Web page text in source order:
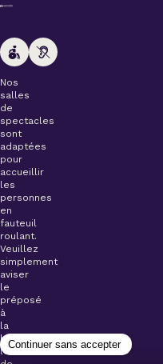
Nos
salles
de
spectacles
sont
adaptées
pour
accueillir
les
personnes
en
fauteuil
roulant.
Veuillez
simplement
aviser
le
préposé
à
la
billetterie
lors